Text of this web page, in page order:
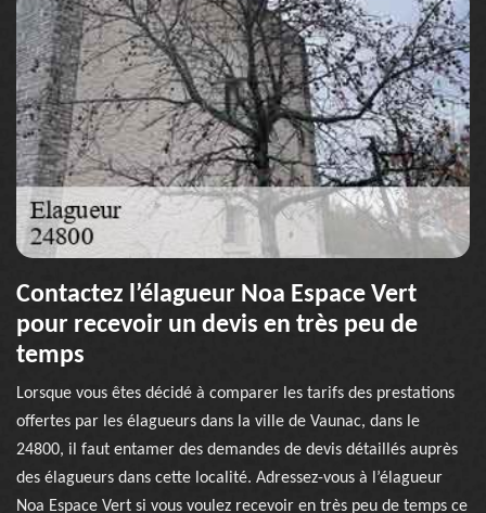
Contactez l’élagueur Noa Espace Vert
pour recevoir un devis en très peu de
temps
Lorsque vous êtes décidé à comparer les tarifs des prestations
offertes par les élagueurs dans la ville de Vaunac, dans le
24800, il faut entamer des demandes de devis détaillés auprès
des élagueurs dans cette localité. Adressez-vous à l’élagueur
Noa Espace Vert si vous voulez recevoir en très peu de temps ce